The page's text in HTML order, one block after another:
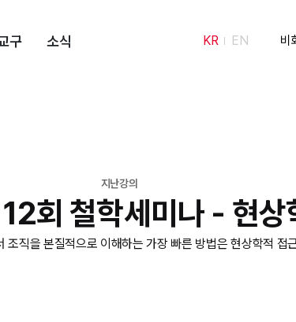
구 소식 KR EN 비
지난강의
회 철학세미나 - 현상
직을 본질적으로 이해하는 가장 빠른 방법은 현상학적 접